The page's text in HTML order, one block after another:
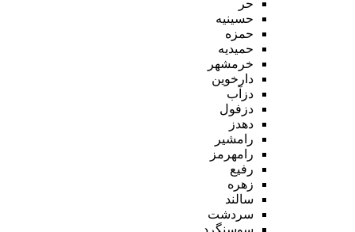
حر
حسینیه
حمزه
حمیدیه
خرمشهر
دارخوین
دزآب
دزفول
دهدز
رامشیر
رامهرمز
رفیع
زهره
سالند
سردشت
سوسنگرد